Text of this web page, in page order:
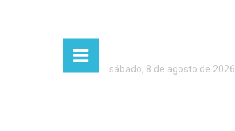
sábado, 8 de agosto de 2026